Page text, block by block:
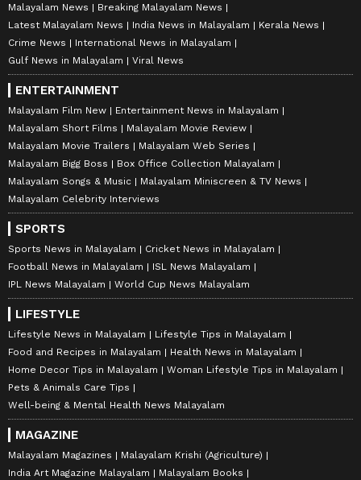
Malayalam News
Breaking Malayalam News
Latest Malayalam News
India News in Malayalam
Kerala News
Crime News
International News in Malayalam
Gulf News in Malayalam
Viral News
ENTERTAINMENT
Malayalam Film New
Entertainment News in Malayalam
Malayalam Short Films
Malayalam Movie Review
Malayalam Movie Trailers
Malayalam Web Series
Malayalam Bigg Boss
Box Office Collection Malayalam
Malayalam Songs & Music
Malayalam Miniscreen & TV News
Malayalam Celebrity Interviews
SPORTS
Sports News in Malayalam
Cricket News in Malayalam
Football News in Malayalam
ISL News Malayalam
IPL News Malayalam
World Cup News Malayalam
LIFESTYLE
Lifestyle News in Malayalam
Lifestyle Tips in Malayalam
Food and Recipes in Malayalam
Health News in Malayalam
Home Decor Tips in Malayalam
Woman Lifestyle Tips in Malayalam
Pets & Animals Care Tips
Well-being & Mental Health News Malayalam
MAGAZINE
Malayalam Magazines
Malayalam Krishi (Agriculture)
India Art Magazine Malayalam
Malayalam Books